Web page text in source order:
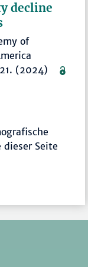
decline
of
(2024)
Seite